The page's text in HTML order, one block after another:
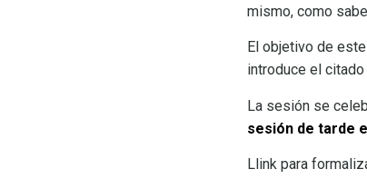
mismo, como
El objetivo de
introduce el
La sesión se
sesión de tarde
Llink para